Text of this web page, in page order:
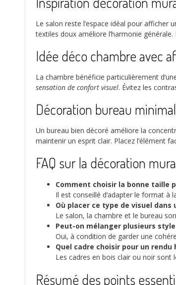
Le salon reste l’espace idéal pour afficher
textiles doux améliore l’harmonie
Idée déco chambre avec
La chambre bénéficie particulièrement
sensation de confort visuel. Évitez les
Décoration bureau
Un bureau bien décoré améliore la
maintenir un esprit clair. Placez l’élément
FAQ sur la décoration
Comment choisir la bonne taille
Il est conseillé d’adapter le format à
Où placer ce type de visuel dans
Le salon, la chambre et le bureau
Peut-on mélanger plusieurs
Oui, à condition de garder une
Quel cadre choisir pour un rendu
Les cadres en bois clair ou noir sont
Résumé des points